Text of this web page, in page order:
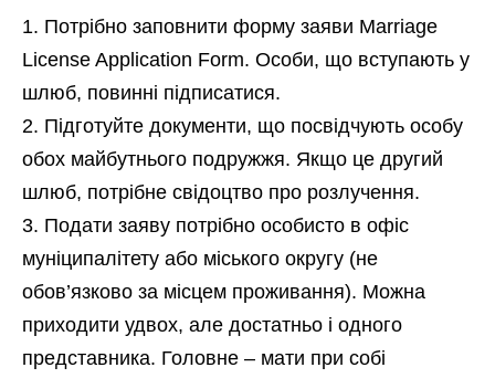
Потрібно заповнити форму заяви Marriage
License Application Form. Особи, що вступають у
шлюб, повинні підписатися.
Підготуйте документи, що посвідчують особу
обох майбутнього подружжя. Якщо це другий
шлюб, потрібне свідоцтво про розлучення.
Подати заяву потрібно особисто в офіс
муніципалітету або міського округу (не
обов’язково за місцем проживання). Можна
приходити удвох, але достатньо і одного
представника. Головне – мати при собі